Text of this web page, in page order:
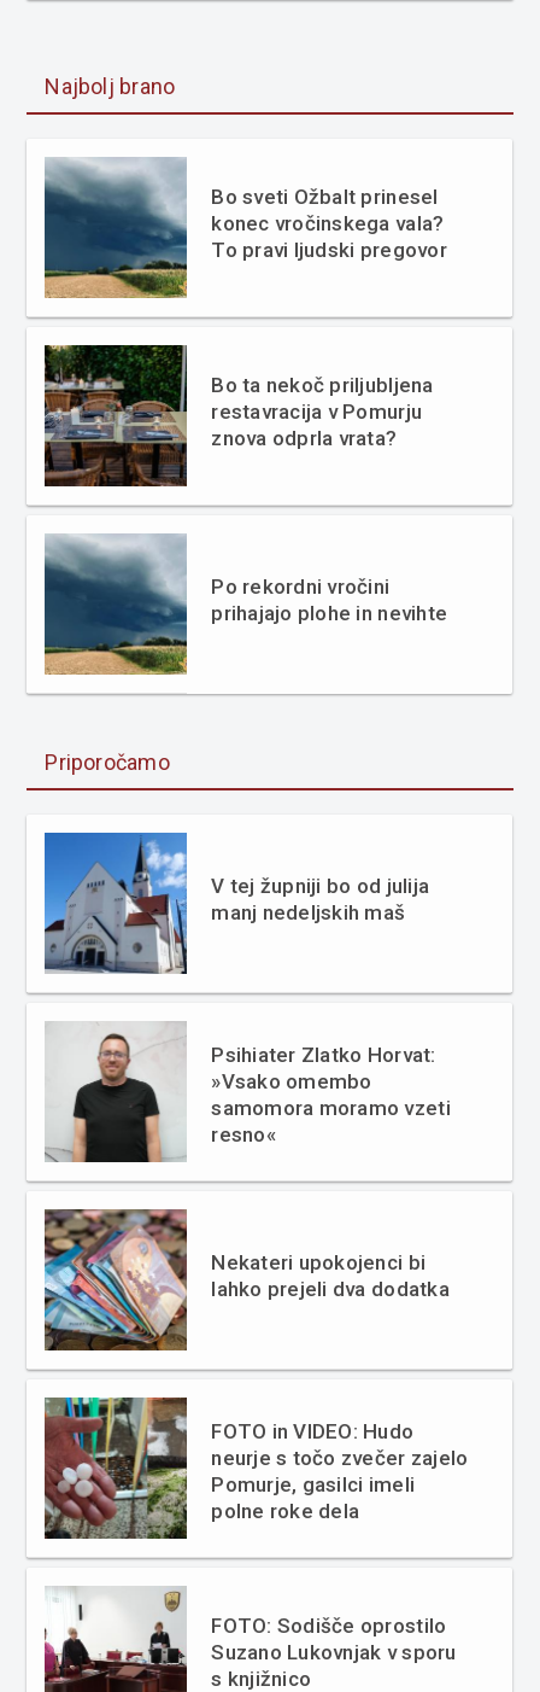
Najbolj brano
Bo sveti Ožbalt prinesel
konec vročinskega vala?
To pravi ljudski pregovor
Bo ta nekoč priljubljena
restavracija v Pomurju
znova odprla vrata?
Po rekordni vročini
prihajajo plohe in nevihte
Priporočamo
V tej župniji bo od julija
manj nedeljskih maš
Psihiater Zlatko Horvat:
»Vsako omembo
samomora moramo vzeti
resno«
Nekateri upokojenci bi
lahko prejeli dva dodatka
FOTO in VIDEO: Hudo
neurje s točo zvečer zajelo
Pomurje, gasilci imeli
polne roke dela
FOTO: Sodišče oprostilo
Suzano Lukovnjak v sporu
s knjižnico